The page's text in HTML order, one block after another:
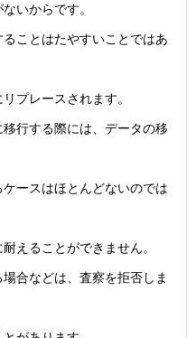
いからです。
ことはたやすいことではあ
プレースされます。
行する際には、データの移
ースはほとんどないのでは
えることができません。
合などは、査察を拒否しま